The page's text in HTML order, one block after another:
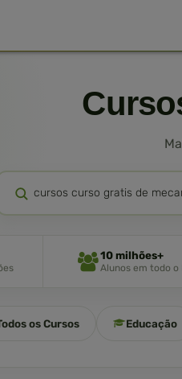
10 milhões+
Alunos em todo o
os Cursos Educação